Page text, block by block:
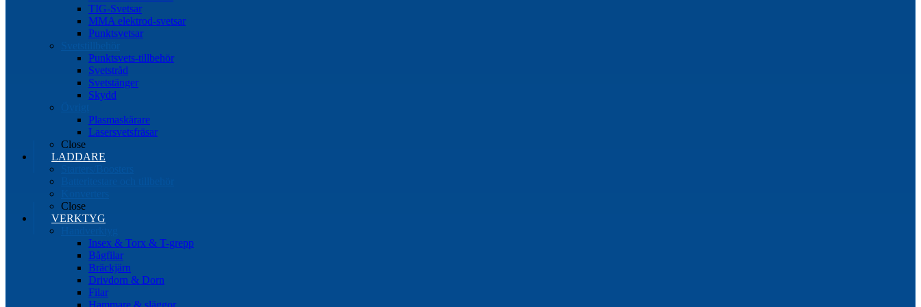
TIG-Svetsar
MMA elektrod-svetsar
Punktsvetsar
Punktsvets-tillbehör
Svetstråd
Svetstänger
Skydd
Plasmaskärare
Lasersvetsfräsar
Close
LADDARE
Close
VERKTYG
Insex & Torx & T-grepp
Bågfilar
Bräckjärn
Drivdorn & Dorn
Filar
Hammare & släggor